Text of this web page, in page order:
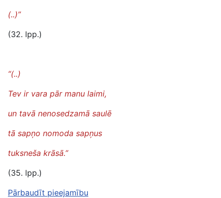
(..)”
(32. lpp.)
“(..)
Tev ir vara pār manu laimi,
un tavā nenosedzamā saulē
tā sapņo nomoda sapņus
tuksneša krāsā.”
(35. lpp.)
Pārbaudīt pieejamību